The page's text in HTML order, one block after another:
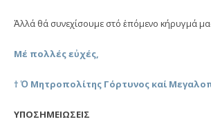
Ἀλλά θά συνεχίσουμε στό ἑπόμενο κήρυγμά
Μέ πολλές εὐχές,
† Ὁ Μητροπολίτης Γόρτυνος καί
ΥΠΟΣΗΜΕΙΩΣΕΙΣ